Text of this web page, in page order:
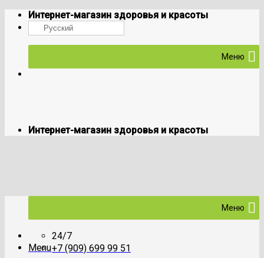
Skip
content
Интернет-магазин здоровья и красоты
Русский
Меню
Интернет-магазин здоровья и красоты
Menu
Меню
24/7
+7 (909) 699 99 51